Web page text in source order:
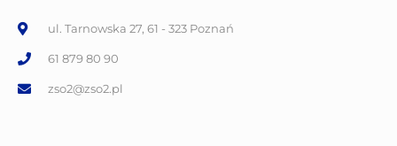
ul. Tarnowska 27, 61 - 323 Poznań
61 879 80 90
zso2@zso2.pl